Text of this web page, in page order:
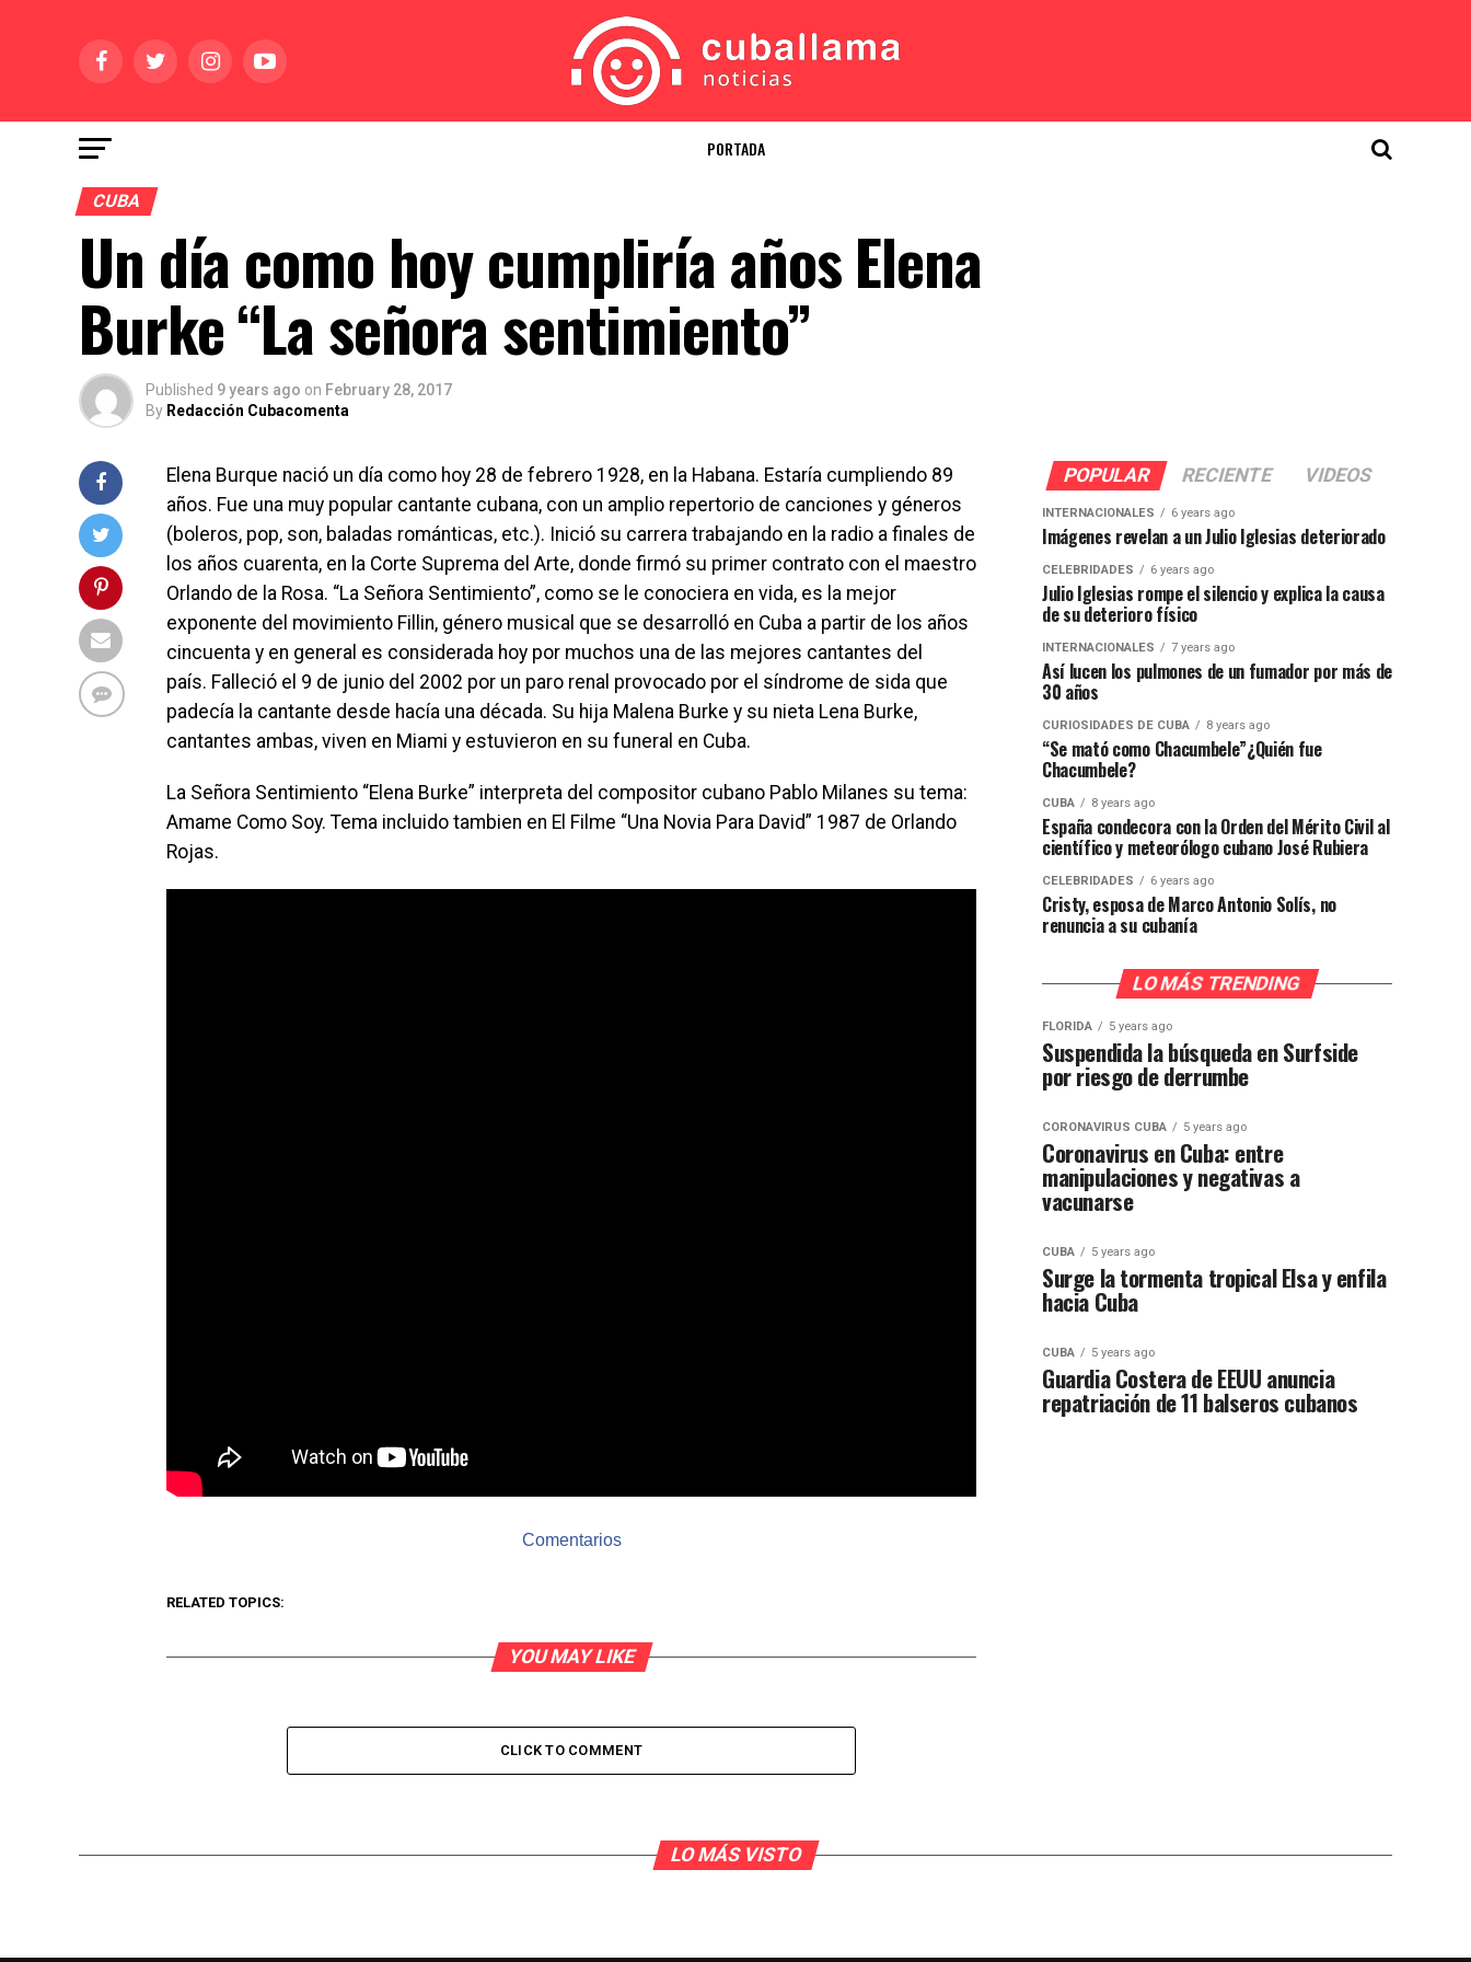
PORTADA
CUBA
Un día como hoy cumpliría años Elena
Burke “La señora sentimiento”
Published 9 years ago on February 28, 2017
By Redacción Cubacomenta
Elena Burque nació un día como hoy 28 de febrero 1928, en la Habana. Estaría cumpliendo 89
años. Fue una muy popular cantante cubana, con un amplio repertorio de canciones y géneros
(boleros, pop, son, baladas románticas, etc.). Inició su carrera trabajando en la radio a finales de
los años cuarenta, en la Corte Suprema del Arte, donde firmó su primer contrato con el maestro
Orlando de la Rosa. “La Señora Sentimiento”, como se le conociera en vida, es la mejor
exponente del movimiento Fillin, género musical que se desarrolló en Cuba a partir de los años
cincuenta y en general es considerada hoy por muchos una de las mejores cantantes del
país. Falleció el 9 de junio del 2002 por un paro renal provocado por el síndrome de sida que
padecía la cantante desde hacía una década. Su hija Malena Burke y su nieta Lena Burke,
cantantes ambas, viven en Miami y estuvieron en su funeral en Cuba.
La Señora Sentimiento “Elena Burke” interpreta del compositor cubano Pablo Milanes su tema:
Amame Como Soy. Tema incluido tambien en El Filme “Una Novia Para David” 1987 de Orlando
Rojas.
Comentarios
RELATED TOPICS:
YOU MAY LIKE
CLICK TO COMMENT
POPULAR RECIENTE VIDEOS
INTERNACIONALES 6 years ago
Imágenes revelan a un Julio Iglesias deteriorado
CELEBRIDADES 6 years ago
Julio Iglesias rompe el silencio y explica la causa
de su deterioro físico
INTERNACIONALES 7 years ago
Así lucen los pulmones de un fumador por más de
30 años
CURIOSIDADES DE CUBA 8 years ago
“Se mató como Chacumbele”¿Quién fue
Chacumbele?
CUBA 8 years ago
España condecora con la Orden del Mérito Civil al
científico y meteorólogo cubano José Rubiera
CELEBRIDADES 6 years ago
Cristy, esposa de Marco Antonio Solís, no
renuncia a su cubanía
LO MÁS TRENDING
FLORIDA 5 years ago
Suspendida la búsqueda en Surfside
por riesgo de derrumbe
CORONAVIRUS CUBA 5 years ago
Coronavirus en Cuba: entre
manipulaciones y negativas a
vacunarse
CUBA 5 years ago
Surge la tormenta tropical Elsa y enfila
hacia Cuba
CUBA 5 years ago
Guardia Costera de EEUU anuncia
repatriación de 11 balseros cubanos
LO MÁS VISTO